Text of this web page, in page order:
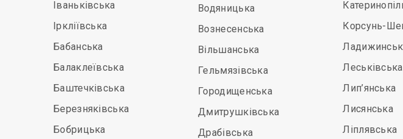
Іваньківська
Іркліївська
Бабанська
Балаклеївська
Баштечківська
Березняківська
Бобрицька
Водяницька
Вознесенська
Вільшанська
Гельмязівська
Городищенська
Дмитрушківська
Драбівська
Корсунь-
Леськівська
Лип’янська
Лисянська
Ліплявська